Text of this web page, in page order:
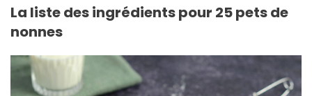
La liste des ingrédients pour 25 pets de
nonnes